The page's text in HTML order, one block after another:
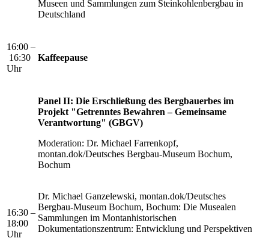
Museen und Sammlungen zum Steinkohlenbergbau in
Deutschland
16:00 –
16:30
Uhr
Kaffeepause
16:30 –
18:00
Uhr
Panel II: Die Erschließung des Bergbauerbes im
Projekt "Getrenntes Bewahren – Gemeinsame
Verantwortung" (GBGV)
Moderation: Dr. Michael Farrenkopf,
montan.dok/Deutsches Bergbau-Museum Bochum,
Bochum
Dr. Michael Ganzelewski, montan.dok/Deutsches
Bergbau-Museum Bochum, Bochum: Die Musealen
Sammlungen im Montanhistorischen
Dokumentationszentrum: Entwicklung und Perspektiven